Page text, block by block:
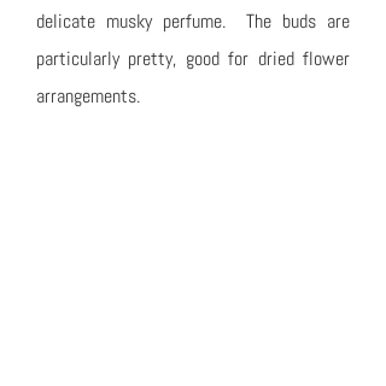
delicate musky perfume. The buds are
particularly pretty, good for dried flower
arrangements.